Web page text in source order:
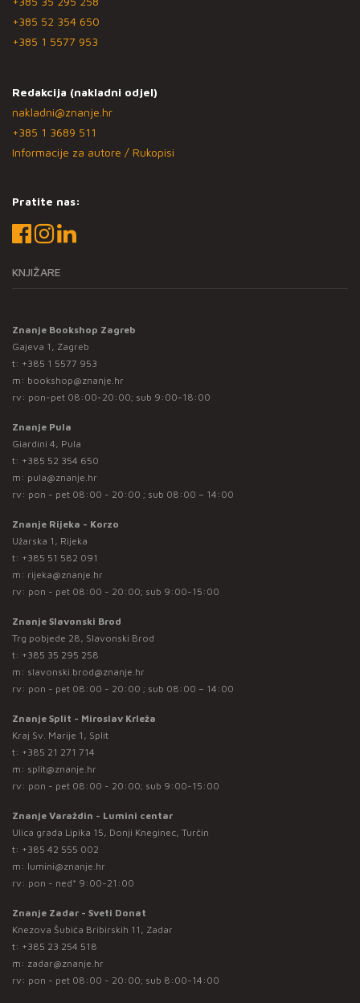
+385 52 354 650
+385 1 5577 953
Redakcija (nakladni odjel)
nakladni@znanje.hr
+385 1 3689 511
Informacije za autore / Rukopisi
Pratite nas:
KNJIŽARE
Znanje Bookshop Zagreb
Gajeva 1, Zagreb
t: +385 1 5577 953
m: bookshop@znanje.hr
rv: pon-pet 08:00-20:00; sub 9:00-18:00
Znanje Pula
Giardini 4, Pula
t: +385 52 354 650
m: pula@znanje.hr
rv: pon - pet 08:00 - 20:00 ; sub 08:00 – 14:00
Znanje Rijeka - Korzo
Užarska 1, Rijeka
t: +385 51 582 091
m: rijeka@znanje.hr
rv: pon - pet 08:00 - 20:00; sub 9:00-15:00
Znanje Slavonski Brod
Trg pobjede 28, Slavonski Brod
t: +385 35 295 258
m: slavonski.brod@znanje.hr
rv: pon - pet 08:00 - 20:00 ; sub 08:00 – 14:00
Znanje Split - Miroslav Krleža
Kraj Sv. Marije 1, Split
t: +385 21 271 714
m: split@znanje.hr
rv: pon - pet 08:00 - 20:00; sub 9:00-15:00
Znanje Varaždin - Lumini centar
Ulica grada Lipika 15, Donji Kneginec, Turčin
t: +385 42 555 002
m: lumini@znanje.hr
rv: pon - ned* 9:00-21:00
Znanje Zadar - Sveti Donat
Knezova Šubića Bribirskih 11, Zadar
t: +385 23 254 518
m: zadar@znanje.hr
rv: pon - pet 08:00 - 20:00; sub 8:00-14:00